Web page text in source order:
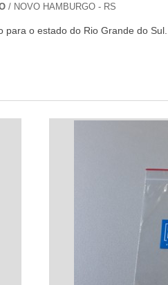
/ NOVO HAMBURGO - RS
para o estado do Rio Grande do Sul...